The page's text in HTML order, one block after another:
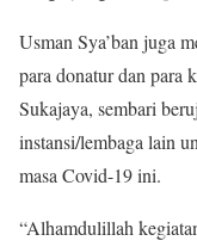
Usman Sya’ban juga
para donatur dan para
Sukajaya, sembari
instansi/lembaga lain
masa Covid-19 ini.
“Alhamdulillah